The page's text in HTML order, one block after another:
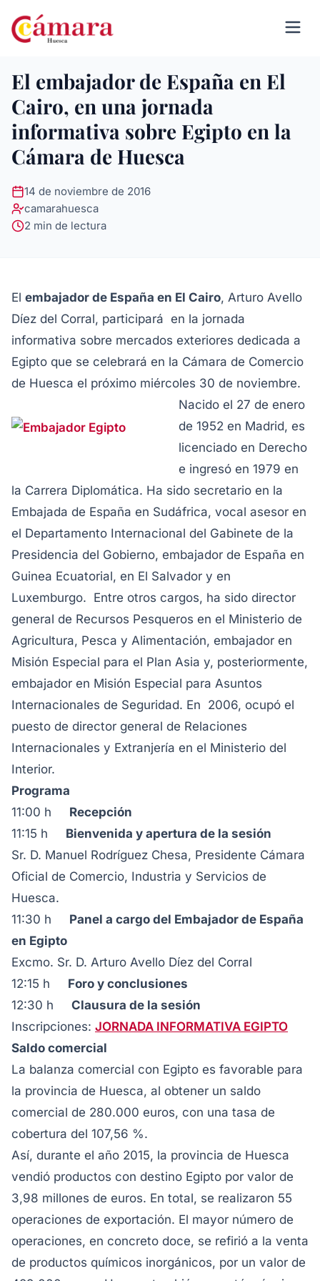
El embajador de España en El
Cairo, en una jornada
informativa sobre Egipto en la
Cámara de Huesca
14 de noviembre de 2016
camarahuesca
2 min de lectura
El embajador de España en El Cairo, Arturo Avello
Díez del Corral, participará en la jornada
informativa sobre mercados exteriores dedicada a
Egipto que se celebrará en la Cámara de Comercio
de Huesca el próximo miércoles 30 de noviembre.
Nacido el 27 de enero
de 1952 en Madrid, es
licenciado en Derecho
e ingresó en 1979 en
la Carrera Diplomática. Ha sido secretario en la
Embajada de España en Sudáfrica, vocal asesor en
el Departamento Internacional del Gabinete de la
Presidencia del Gobierno, embajador de España en
Guinea Ecuatorial, en El Salvador y en
Luxemburgo. Entre otros cargos, ha sido director
general de Recursos Pesqueros en el Ministerio de
Agricultura, Pesca y Alimentación, embajador en
Misión Especial para el Plan Asia y, posteriormente,
embajador en Misión Especial para Asuntos
Internacionales de Seguridad. En 2006, ocupó el
puesto de director general de Relaciones
Internacionales y Extranjería en el Ministerio del
Interior.
Programa
11:00 h Recepción
11:15 h Bienvenida y apertura de la sesión
Sr. D. Manuel Rodríguez Chesa, Presidente Cámara
Oficial de Comercio, Industria y Servicios de
Huesca.
11:30 h Panel a cargo del Embajador de España
en Egipto
Excmo. Sr. D. Arturo Avello Díez del Corral
12:15 h Foro y conclusiones
12:30 h Clausura de la sesión
Inscripciones: JORNADA INFORMATIVA EGIPTO
Saldo comercial
La balanza comercial con Egipto es favorable para
la provincia de Huesca, al obtener un saldo
comercial de 280.000 euros, con una tasa de
cobertura del 107,56 %.
Así, durante el año 2015, la provincia de Huesca
vendió productos con destino Egipto por valor de
3,98 millones de euros. En total, se realizaron 55
operaciones de exportación. El mayor número de
operaciones, en concreto doce, se refirió a la venta
de productos químicos inorgánicos, por un valor de